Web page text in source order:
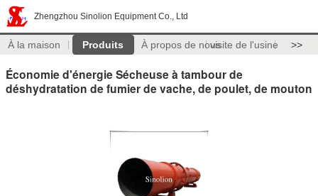
Zhengzhou Sinolion Equipment Co., Ltd
À la maison Produits À propos de nousvisite de l'usine >>
Économie d'énergie Sécheuse à tambour de
déshydratation de fumier de vache, de poulet, de mouton